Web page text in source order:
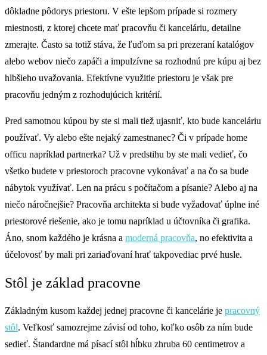
dôkladne pôdorys priestoru. V ešte lepšom prípade si rozmery
miestnosti, z ktorej chcete mať pracovňu či kanceláriu, detailne
zmerajte. Často sa totiž stáva, že ľuďom sa pri prezeraní katalógov
alebo webov niečo zapáči a impulzívne sa rozhodnú pre kúpu aj bez
hlbšieho uvažovania. Efektívne využitie priestoru je však pre
pracovňu jedným z rozhodujúcich kritérií.
Pred samotnou kúpou by ste si mali tiež ujasniť, kto bude kanceláriu
používať. Vy alebo ešte nejaký zamestnanec? Či v prípade home
officu napríklad partnerka? Už v predstihu by ste mali vedieť, čo
všetko budete v priestoroch pracovne vykonávať a na čo sa bude
nábytok využívať. Len na prácu s počítačom a písanie? Alebo aj na
niečo náročnejšie? Pracovňa architekta si bude vyžadovať úplne iné
priestorové riešenie, ako je tomu napríklad u účtovníka či grafika.
Áno, snom každého je krásna a moderná pracovňa, no efektivita a
účelovosť by mali pri zariaďovaní hrať takpovediac prvé husle.
Stôl je základ pracovne
Základným kusom každej jednej pracovne či kancelárie je pracovný
stôl. Veľkosť samozrejme závisí od toho, koľko osôb za ním bude
sedieť. Štandardne má písací stôl hĺbku zhruba 60 centimetrov a